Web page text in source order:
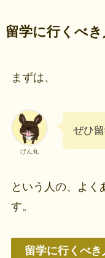
留学に行くべ
まずは、
げん丸
ぜひ
という人の、よく
す。
留学に行くべ